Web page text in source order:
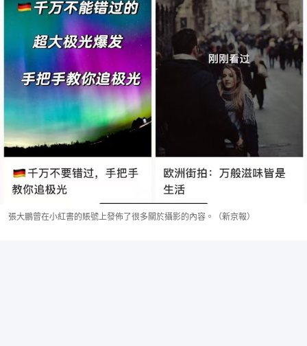
張大鵬曾在小紅書的賬號上發佈了很多關於攝影的內容。（新京報）